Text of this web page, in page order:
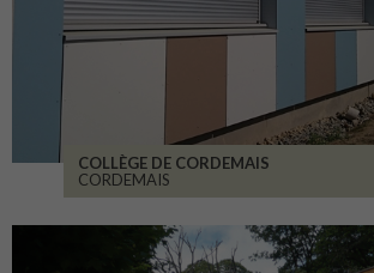
COLLÈGE DE CORDEMAIS
CORDEMAIS